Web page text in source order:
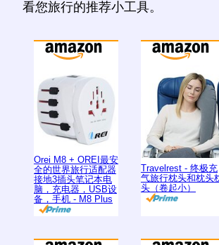
看您旅行的推荐小工具。
Orei M8 + OREI最安
全的世界旅行适配器
接地3插头笔记本电
脑，充电器，USB设
备，手机 - M8 Plus
Travelrest - 终极充
气旅行枕头和枕头
头（卷起小）